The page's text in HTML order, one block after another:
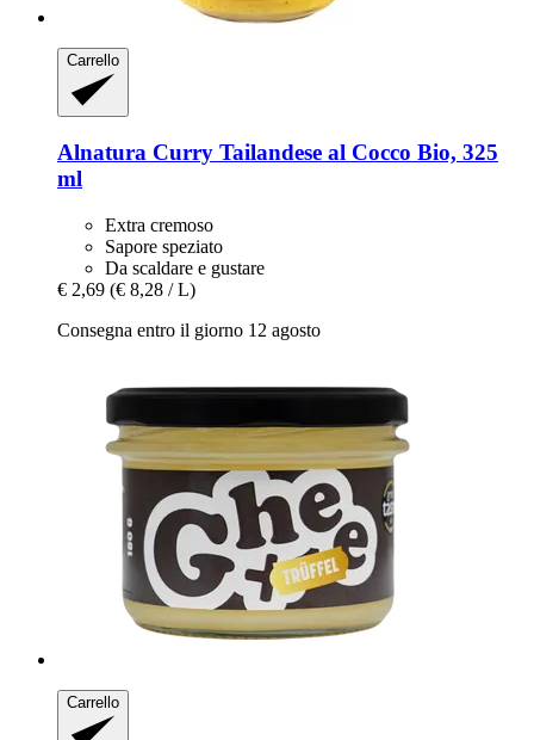
Carrello
Alnatura Curry Tailandese al Cocco Bio, 325
ml
Extra cremoso
Sapore speziato
Da scaldare e gustare
€ 2,69 (€ 8,28 / L)
Consegna entro il giorno 12 agosto
Carrello